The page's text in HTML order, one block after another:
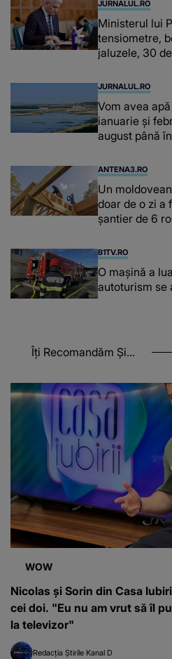
JURNALUL.RO
Ministerul lui
tensiometre,
jaluzele, 30
JURNALUL.RO
Vom avea
ianuarie și
august până
ANTENA3.RO
Un
doar de o zi a
şantier de 6
B1TV.RO
O maşină a
autoturism se
Îți Recomandăm Și...
WOW
Nicolas și Sorin din Casa Iubirii, discuții aprinse
cei doi. "Eu nu am vrut să îl
la televizor"
Redacția Știrile Kanal D